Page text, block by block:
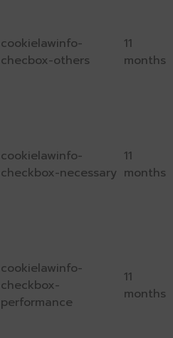
cookielawinfo-
checbox-others
11
months
cookielawinfo-
checkbox-necessary
11
months
cookielawinfo-
checkbox-
performance
11
months